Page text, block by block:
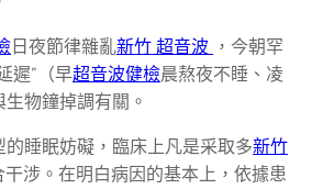
日夜節律雜亂新竹 超音波 ，今朝罕
遲”（早超音波健檢晨熬夜不睡、凌
物鐘掉調有關。
的睡眠妨礙，臨床上凡是采取多新竹
干涉。在明白病因的基本上，依據患